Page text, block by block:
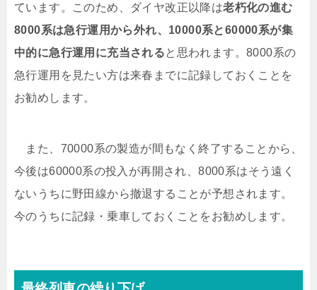
ています。このため、ダイヤ改正以降は老朽化の進む
8000系は急行運用から外れ、10000系と60000系が集
中的に急行運用に充当されると思われます。8000系の
急行運用を見たい方は来春までに記録しておくことを
お勧めします。
また、70000系の製造が間もなく終了することから、
今後は60000系の投入が再開され、8000系はそう遠く
ないうちに野田線から撤退することが予想されます。
今のうちに記録・乗車しておくことをお勧めします。